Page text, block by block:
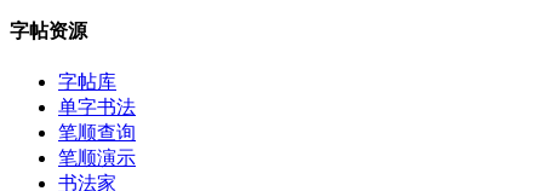
字帖资源
字帖库
单字书法
笔顺查询
笔顺演示
书法家